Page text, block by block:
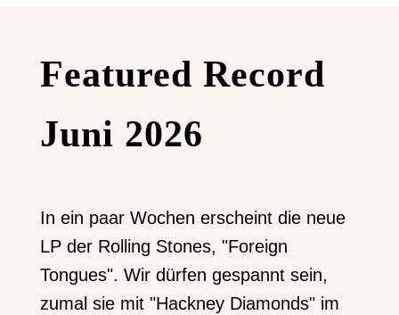
Featured Record
Juni 2026
In ein paar Wochen erscheint die neue
LP der Rolling Stones, "Foreign
Tongues". Wir dürfen gespannt sein,
zumal sie mit "Hackney Diamonds" im